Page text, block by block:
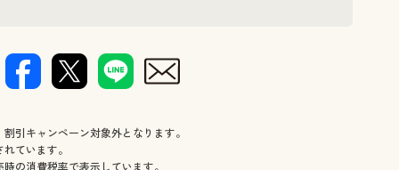
引キャンペーン対象外となります。
ています。
の消費税率で表示しています。